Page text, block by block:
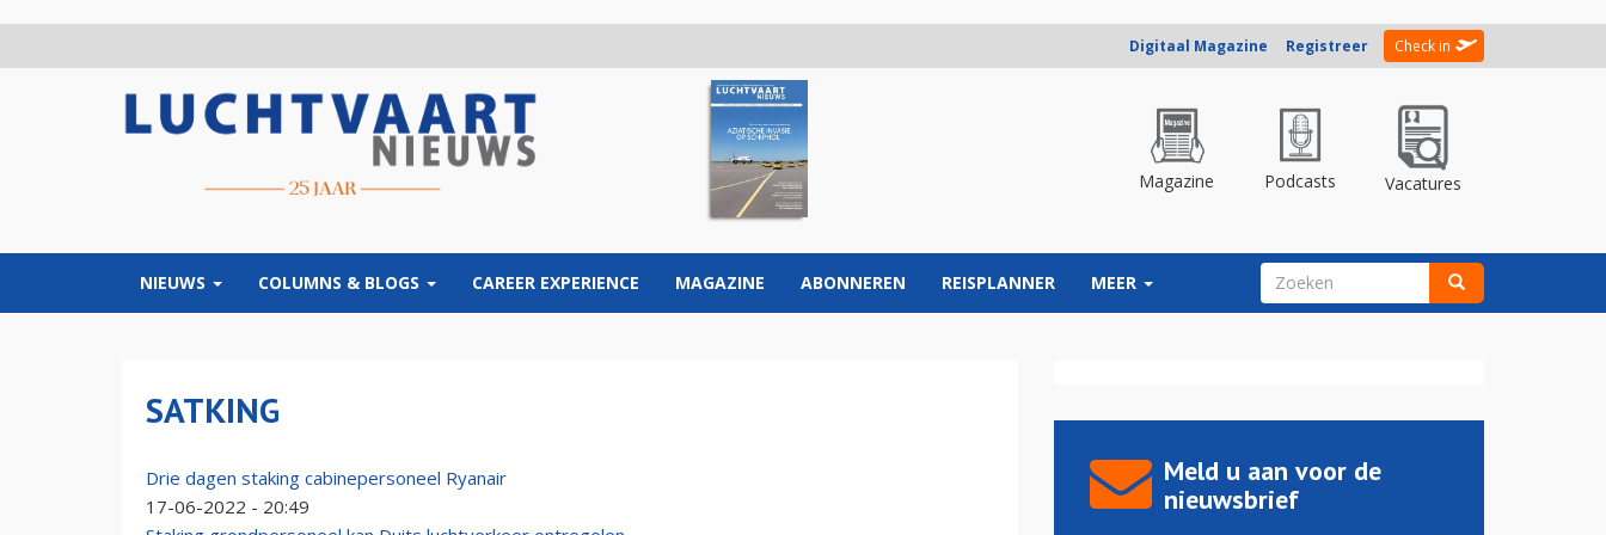
Digitaal Magazine Registreer Check in
Magazine Podcasts Vacatures
NIEUWS COLUMNS & BLOGS CAREER EXPERIENCE MAGAZINE ABONNEREN REISPLANNER MEER ZOEKVELD
SATKING
Drie dagen staking cabinepersoneel Ryanair
17-06-2022 - 20:49
Meld u aan voor de
nieuwsbrief